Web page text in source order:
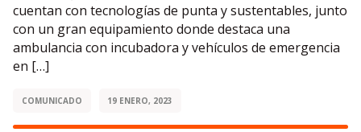
cuentan con tecnologías de punta y sustentables, junto
con un gran equipamiento donde destaca una
ambulancia con incubadora y vehículos de emergencia
en […]
COMUNICADO 19 ENERO, 2023